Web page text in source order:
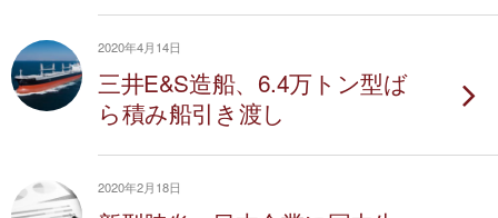
2020年4月14日
三井E&S造船、6.4万トン型ば
ら積み船引き渡し
2020年2月18日